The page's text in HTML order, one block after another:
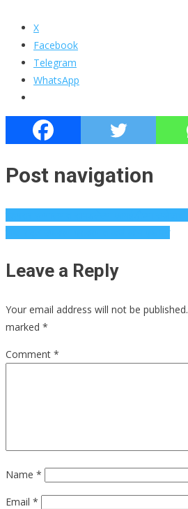
X
Facebook
Telegram
WhatsApp
Post navigation
Leave a Reply
Your email address will not be published.
marked *
Comment *
Name *
Email *